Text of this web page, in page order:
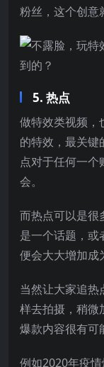
粉丝，这个创意
5. 热点
做特效类视频，
的特效，最关键
点对于任何一
会。
而热点可以是很
是一个话题，或
便会大大增加成
当然让大家追热
样去拍摄，稍微
爆款内容很有可
例如2020年疫